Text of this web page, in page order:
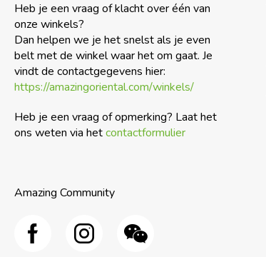
Heb je een vraag of klacht over één van
onze winkels?
Dan helpen we je het snelst als je even
belt met de winkel waar het om gaat. Je
vindt de contactgegevens hier:
https://amazingoriental.com/winkels/
Heb je een vraag of opmerking? Laat het
ons weten via hetcontactformulier
Amazing Community